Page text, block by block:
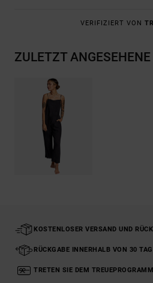
VERIFIZIERT VON
ZULETZT
KOSTENLOSER VERSAND UND
RÜCKGABE INNERHALB VON 30
TRETEN SIE DEM TREUEPROGRAMM